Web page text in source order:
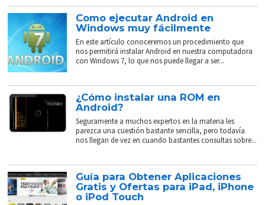
Como ejecutar Android en
Windows muy fácilmente
En este artículo conoceremos un procedimiento que
nos permitirá instalar Android en nuestra computadora
con Windows 7, lo que nos puede llegar a ser...
¿Cómo instalar una ROM en
Android?
Seguramente a muchos expertos en la materia les
parezca una cuestión bastante sencilla, pero todavía
nos llegan de vez en cuando bastantes consultas sobre...
Guía para Obtener Aplicaciones
Gratis y Ofertas para iPad, iPhone
o iPod Touch